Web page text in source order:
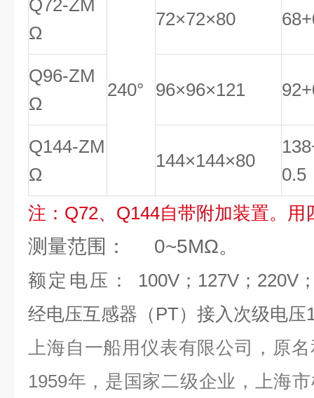
Q72-ZM
Ω
240°
72×72×80 68+
Q96-ZM
Ω
96×96×121 92+
Q144-ZM
Ω
144×144×80
138
0.5
注：Q72、Q144自带附加装置。
测量范围： 0~5MΩ。
额定电压： 100V；127V；220V
经电压互感器（PT）接入次级电压
上海自一船用仪表有限公司，原
1959年，是国家二级企业，上海